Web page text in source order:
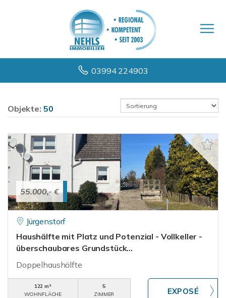
03994 224903
Objekte: 50
55.000,- €
Jürgenstorf
Haushälfte mit Platz und Potenzial - Vollkeller -
überschaubares Grundstück...
Doppelhaushälfte
122 m²
WOHNFLÄCHE
5
ZIMMER